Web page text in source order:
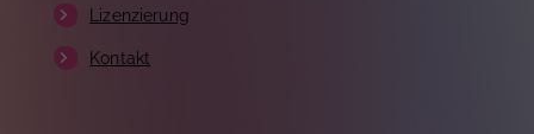
Lizenzierung
Kontakt